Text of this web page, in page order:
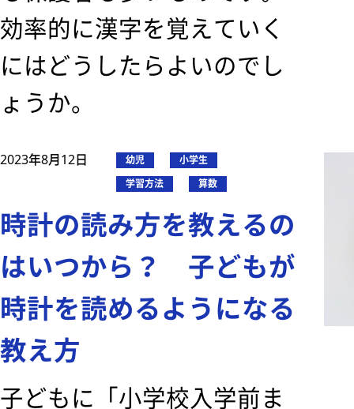
効率的に漢字を覚えていく
にはどうしたらよいのでし
ょうか。
2023年8月12日 幼児
小学生
学習方法
算数
時計の読み方を教えるの
はいつから？ 子どもが
時計を読めるようになる
教え方
子どもに「小学校入学前ま